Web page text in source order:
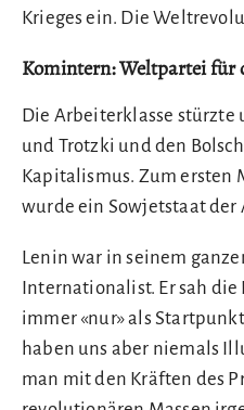
Krieges ein. Die
Komintern: Weltpartei für
Die Arbeiterklasse stürzte
und Trotzki und den
Kapitalismus. Zum ersten
wurde ein Sowjetstaat der
Lenin war in seinem
Internationalist. Er sah die
immer «nur» als
haben uns aber niemals
man mit den Kräften des